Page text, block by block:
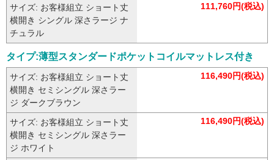
サイズ: お客様組立 ショート丈
横開き シングル 深さラージ ナ
チュラル
111,760円(税込)
タイプ:薄型スタンダードポケットコイルマットレス付き
サイズ: お客様組立 ショート丈
横開き セミシングル 深さラー
ジ ダークブラウン
116,490円(税込)
サイズ: お客様組立 ショート丈
横開き セミシングル 深さラー
ジ ホワイト
116,490円(税込)